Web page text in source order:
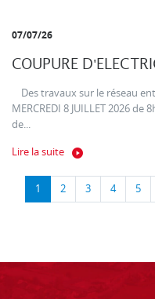
07/07/26
COUPURE
Des travaux sur le réseau
MERCREDI 8 JUILLET 2026
de...
Lire la suite
1 2 3 4 5